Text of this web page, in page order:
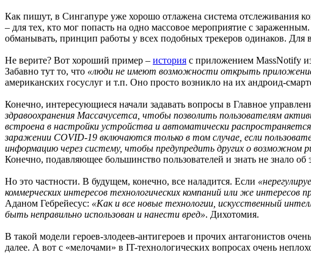
Как пишут, в Сингапуре уже хорошо отлажена система отслеживания
– для тех, кто мог попасть на одно массовое мероприятие с
обманывать, принцип работы у всех подобных трекеров одинаков. Для
Не верите? Вот хороший пример – история с приложением MassNotify
Забавно тут то, что «люди не имеют возможности открыть приложение
американских госуслуг и т.п. Оно просто возникло на их андроид-
Конечно, интересующиеся начали задавать вопросы в Главное
здравоохранения Массачусетса, чтобы позволить пользователям
встроена в настройки устройства и автоматически
заражении COVID-19 включаются только в том случае, если
информацию через систему, чтобы предупредить других о возможном
Конечно, подавляющее большинство пользователей и знать не знало об
Но это частности. В будущем, конечно, все наладится. Если
коммерческих интересов технологических компаний или же интересов
Аданом Гебрейесус: «Как и все новые технологии, искусственный
быть неправильно использован и нанести вред». Дихотомия.
В такой модели героев-злодеев-антигероев и прочих антагонистов
далее. А вот с «мелочами» в IT-технологических вопросах очень